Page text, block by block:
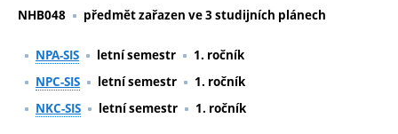
NHB048 předmět zařazen ve 3 studijních plánech
NPA-SIS letní semestr
1. ročník
NPC-SIS
letní semestr
1. ročník
NKC-SIS
letní semestr 1. ročník